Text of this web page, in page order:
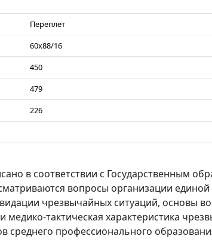
Переплет
60х88/16
450
479
226
в соответствии с Государственным
вопросы организации
чрезвычайных ситуаций, основы
медико-тактическая характеристика
среднего профессионального